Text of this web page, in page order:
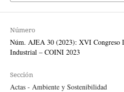
Número
Núm. AJEA 30 (2023): XVI Congreso
Industrial – COINI 2023
Sección
Actas - Ambiente y Sostenibilidad